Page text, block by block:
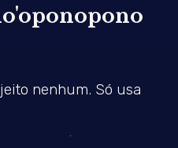
nenhum. Só usa